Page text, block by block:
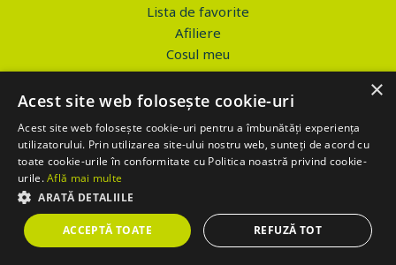
Lista de favorite
Afiliere
Cosul meu
Producatori
Promotii
Produse noi
Resurse
×
Acest site web folosește cookie-uri
Acest site web folosește cookie-uri pentru a îmbunătăți experiența
utilizatorului. Prin utilizarea site-ului nostru web, sunteți de acord cu
toate cookie-urile în conformitate cu Politica noastră privind cookie-
urile.Află mai multe
ARATĂ DETALIILE
ACCEPTĂ TOATE REFUZĂ TOT